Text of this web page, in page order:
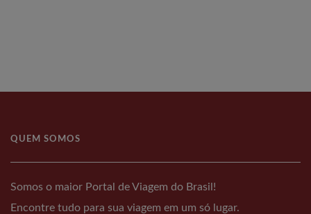
QUEM SOMOS
Somos o maior Portal de Viagem do Brasil!
Encontre tudo para sua viagem em um só lugar.